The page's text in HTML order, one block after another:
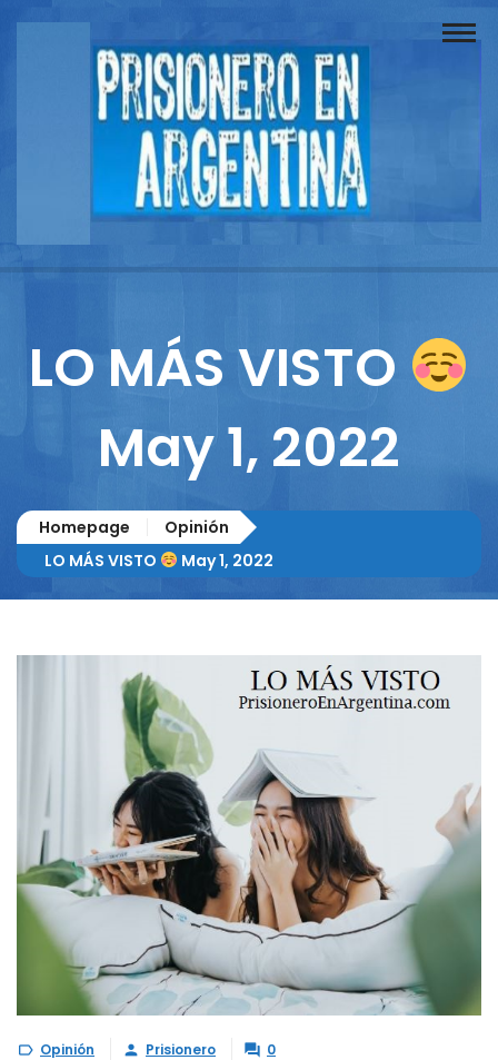
Buscador
Documentos
Reportajes
Columnistas
LO MÁS VISTO
May 1, 2022
Homepage
Opinión
LO MÁS VISTO
May 1, 2022
 Opinión  Prisionero  0